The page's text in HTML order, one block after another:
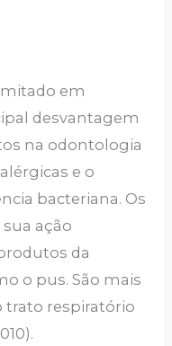
em
desvantagem
na odontologia
e o
bacteriana. Os
ação
da
o pus. São mais
trato respiratório